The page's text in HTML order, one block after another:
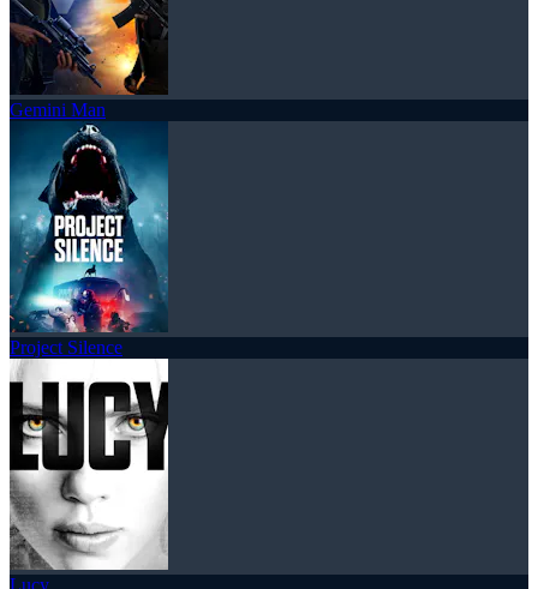
Gemini Man
Project Silence
Lucy